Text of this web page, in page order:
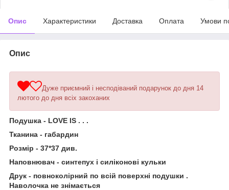
Опис Характеристики Доставка Оплата Умови
Опис
Дуже приємний і несподіваний подарунок до дня 14
лютого до дня всіх закоханих
Подушка - LOVE IS . . .
Тканина - габардин
Розмір - 37*37 див.
Наповнювач - синтепух і силіконові кульки
Друк - повноколірний по всій поверхні подушки .
Наволочка не знімається